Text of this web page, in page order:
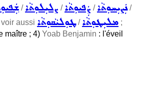
/ܨܠܝܼܠܘܼܬܵܐ /ܨܲܦܝܘܼܬܵܐ /ܢܲܨܝܼܚܘܼܬܵܐ/
aussi ܛܘܼܠܝܵܩܘܼܬܵܐ/ܡܠܝܼܛܘܼܬܵܐ ;
maître ; 4) Yoab Benjamin : l'éveil